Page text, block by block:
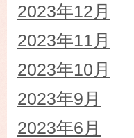
2023年12月
2023年11月
2023年10月
2023年9月
2023年6月